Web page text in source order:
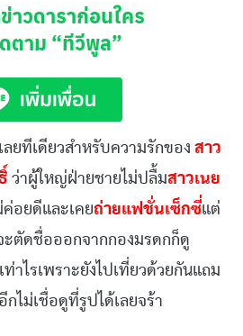
าวดาราก่อนใคร
ตาม “ทีวีพูล”
ลยทีเดียวสำหรับความรักของ สาว
ว่าผู้ใหญ่ฝ่ายชายไม่ปลื้มสาวเนย
ค่อยดีและเคยถ่ายแฟชั่นเซ็กซี่แต่
ตัดชื่อออกจากกองมรดกก็ดู
าไรเพราะยังไปเที่ยวด้วยกันแถม
กไม่เชื่อดูที่รูปได้เลยจร้า